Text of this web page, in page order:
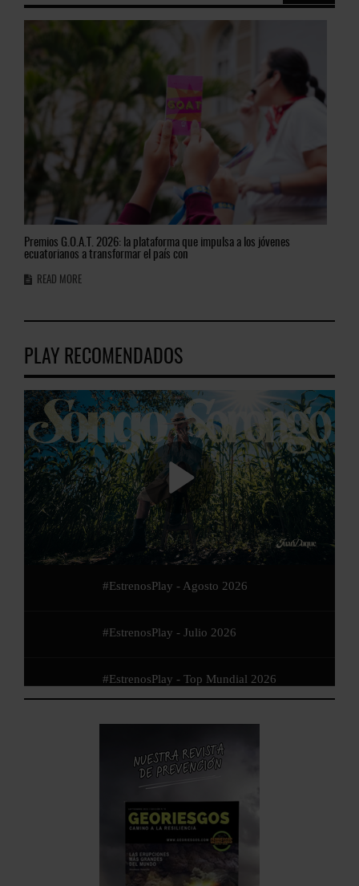
Premios G.O.A.T. 2026: la plataforma que impulsa a los jóvenes
ecuatorianos a transformar el país con
READ MORE
PLAY RECOMENDADOS
#EstrenosPlay - Agosto 2026
#EstrenosPlay - Julio 2026
#EstrenosPlay - Top Mundial 2026
#EstrenosPlay - Junio 2026
#EstrenosPlay - Mayo 2026
#EstrenosPlay - Abril 2026
#EstrenosPlay - Marzo 2026